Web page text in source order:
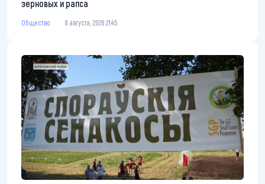
зерновых и рапса
Общество 8 августа, 2026 21:45